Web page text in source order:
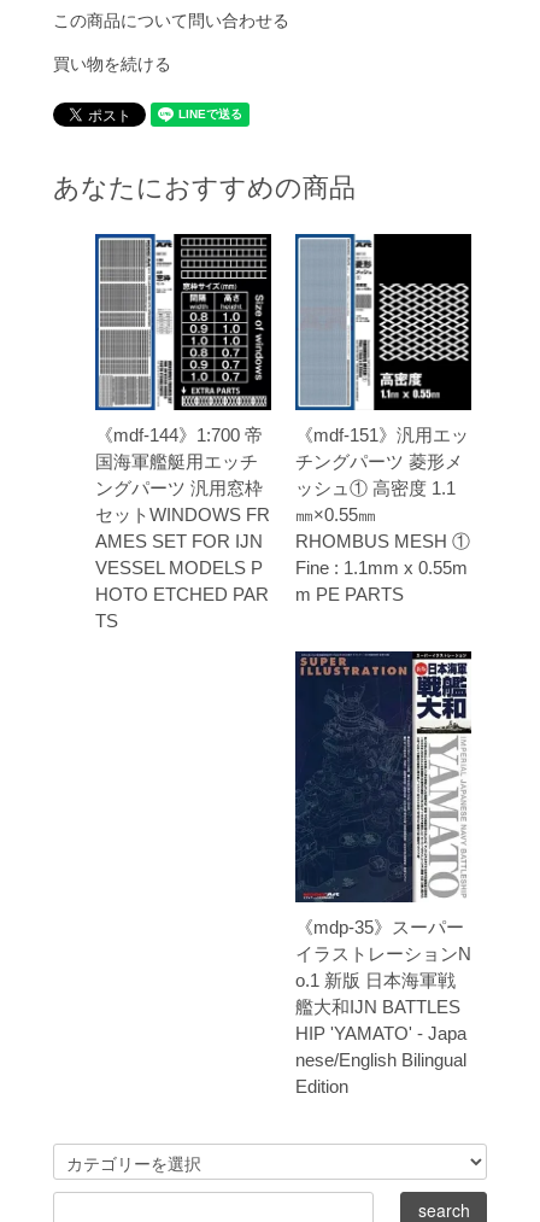
この商品について問い合わせる
買い物を続ける
あなたにおすすめの商品
《mdf-144》1:700 帝
国海軍艦艇用エッチ
ングパーツ 汎用窓枠
セットWINDOWS FR
AMES SET FOR IJN
VESSEL MODELS P
HOTO ETCHED PAR
TS
《mdf-151》汎用エッ
チングパーツ 菱形メ
ッシュ① 高密度 1.1
㎜×0.55㎜
RHOMBUS MESH ①
Fine : 1.1mm x 0.55m
m PE PARTS
《mdp-35》スーパー
イラストレーションN
o.1 新版 日本海軍戦
艦大和IJN BATTLES
HIP 'YAMATO' - Japa
nese/English Bilingual
Edition